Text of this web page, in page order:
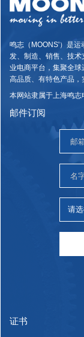
鸣志（MOONS'）是
发、制造、销售、技
业电商平台，集聚全球
高品质、有特色产品，
本网站隶属于上海鸣志
邮件订阅
证书